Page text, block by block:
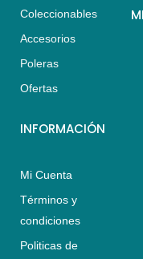
Coleccionables
Accesorios
Poleras
Ofertas
INFORMACIÓN
Mi Cuenta
Términos y
condiciones
Politicas de